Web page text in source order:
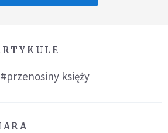
#przenosiny księży